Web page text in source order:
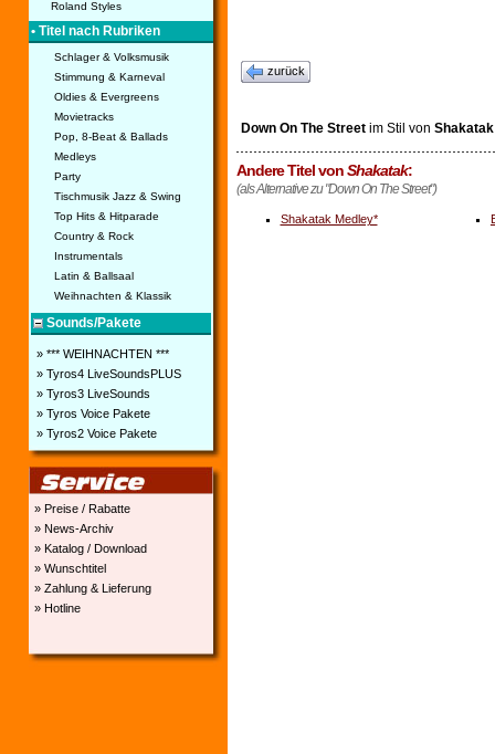
Roland Styles
• Titel nach Rubriken
Schlager & Volksmusik
Stimmung & Karneval
Oldies & Evergreens
Movietracks
Pop, 8-Beat & Ballads
Medleys
Party
Tischmusik Jazz & Swing
Top Hits & Hitparade
Country & Rock
Instrumentals
Latin & Ballsaal
Weihnachten & Klassik
Sounds/Pakete
» *** WEIHNACHTEN ***
» Tyros4 LiveSoundsPLUS
» Tyros3 LiveSounds
» Tyros Voice Pakete
» Tyros2 Voice Pakete
» Preise / Rabatte
» News-Archiv
» Katalog / Download
» Wunschtitel
» Zahlung & Lieferung
» Hotline
zurück
Down On The Streetim Stil von Shakatak
Andere Titel vonShakatak:
(als Alternative zu "Down On The Street")
Shakatak Medley*